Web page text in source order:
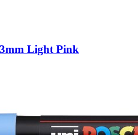
Light Pink